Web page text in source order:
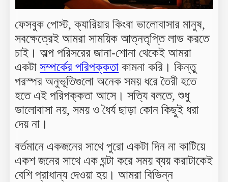
ফেসবুক পোস্ট, ক্যারিয়ার কিংবা ভালোবাসার মানুষ,
সবক্ষেত্রেই আমরা সাময়িক আত্নতৃপ্তি লাভ করতে
চাই। অল্প পরিসরের জানা-শোনা থেকেই আমরা
একটাসম্পর্কের পরিপক্কতা কামনা করি। কিন্তু
পরস্পর অনুভূতিগুলো অনেক সময় ধরে তৈরী হতে
হতে এই পরিপক্কতা আসে। সত্যি বলতে, শুধু
ভালোবাসা নয়, সময় ও ধৈর্য ছাড়া কোন কিছুই ধরা
দেয় না।
বর্তমানে একজনের সাথে পুরো একটা দিন না কাটিয়ে
একশ জনের সাথে এক ঘন্টা করে সময় ব্যয় করাটাকেই
বেশি প্রাধান্য দেওয়া হয়। আমরা বিভিন্ন